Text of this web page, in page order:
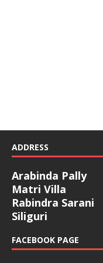
ADDRESS
Arabinda Pally
Matri Villa
Rabindra Sarani
Siliguri
FACEBOOK PAGE